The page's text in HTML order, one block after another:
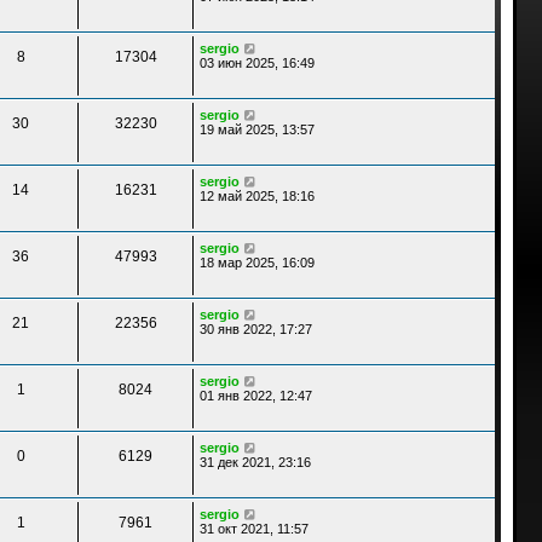
8 17304
sergio
03 июн 2025, 16:49
30 32230
sergio
19 май 2025, 13:57
14 16231
sergio
12 май 2025, 18:16
36 47993
sergio
18 мар 2025, 16:09
21 22356
sergio
30 янв 2022, 17:27
1 8024
sergio
01 янв 2022, 12:47
0 6129
sergio
31 дек 2021, 23:16
1 7961
sergio
31 окт 2021, 11:57